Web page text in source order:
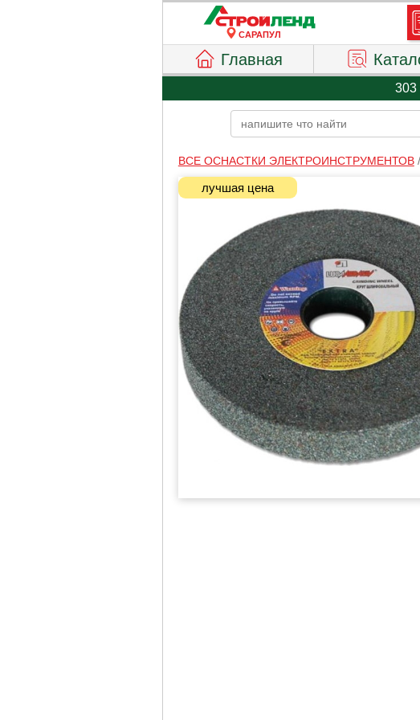
САРАПУЛ
Главная
303
ВСЕ ОСНАСТКИ ЭЛЕКТРОИНСТРУМЕНТОВ/